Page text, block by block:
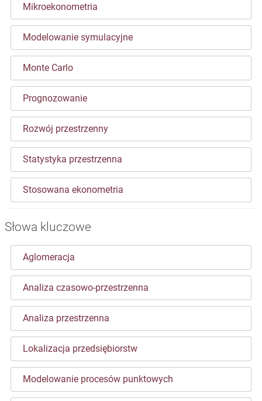
Mikroekonometria
Modelowanie symulacyjne
Monte Carlo
Prognozowanie
Rozwój przestrzenny
Statystyka przestrzenna
Stosowana ekonometria
Słowa kluczowe
Aglomeracja
Analiza czasowo-przestrzenna
Analiza przestrzenna
Lokalizacja przedsiębiorstw
Modelowanie procesów punktowych